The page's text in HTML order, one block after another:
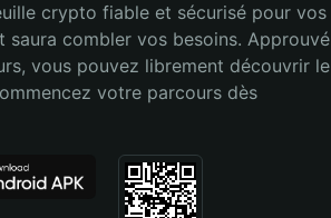
crypto fiable et sécurisé pour vos
saura combler vos besoins. Approuvé
vous pouvez librement découvrir le
votre parcours dès